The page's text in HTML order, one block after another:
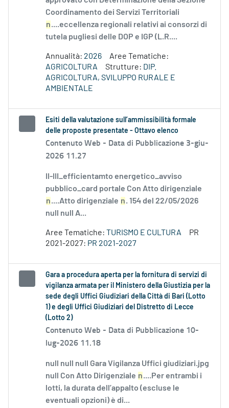
Coordinamento dei Servizi Territoriali
n....eccellenza regionali relativi ai consorzi di
tutela pugliesi delle DOP e IGP (L.R....
Annualità: 2026
Aree Tematiche:
AGRICOLTURA
Strutture: DIP.
AGRICOLTURA, SVILUPPO RURALE E
AMBIENTALE
Esiti della valutazione sull’ammissibilità formale
delle proposte presentate - Ottavo elenco
Contenuto Web - Data di Pubblicazione 3-giu-
2026 11.27
II-III_efficientamto energetico_avviso
pubblico_card portale Con Atto dirigenziale
n....Atto dirigenziale n. 154 del 22/05/2026
null null A...
Aree Tematiche: TURISMO E CULTURA
PR
2021-2027: PR 2021-2027
Gara a procedura aperta per la fornitura di servizi di
vigilanza armata per il Ministero della Giustizia per la
sede degli Uffici Giudiziari della Città di Bari (Lotto
1) e degli Uffici Giudiziari del Distretto di Lecce
(Lotto 2)
Contenuto Web - Data di Pubblicazione 10-
lug-2026 11.18
null null null Gara Vigilanza Uffici giudiziari.jpg
null Con Atto Dirigenziale n....Per entrambi i
lotti, la durata dell’appalto (escluse le
eventuali opzioni) è di...